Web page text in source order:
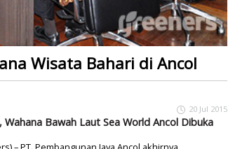
Wisata Bahari di Ancol
20 Jul 2015
Wahana Bawah Laut Sea World Ancol Dibuka